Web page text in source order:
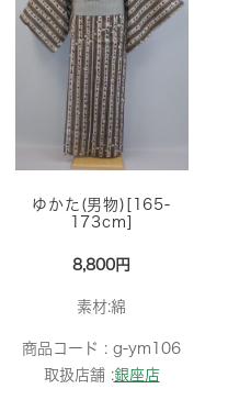
ゆかた(男物)[165-
173cm]
8,800円
素材:綿
商品コード : g-ym106
取扱店舗 :銀座店